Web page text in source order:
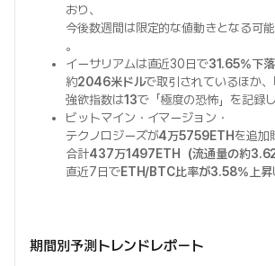
おり、
今後数週間は限定的な値動きとなる可
。
イーサリアムは直近30日で31.65%下落
約2046米ドルで取引されているほか、
強欲指数は13で「極度の恐怖」を記録
ビットマイン・イマージョン・
テクノロジーズが4万5759ETHを追加
合計437万1497ETH（流通量の約
直近7日でETH/BTC比率が3.58%上昇
期間別予測トレンドレポート